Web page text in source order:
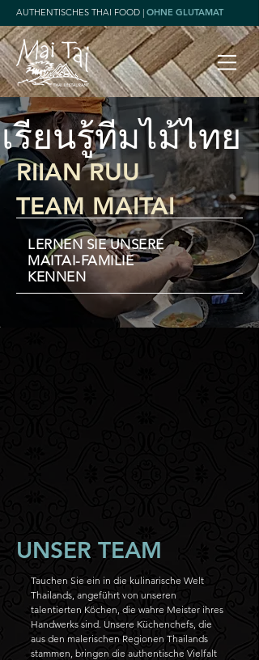
AUTHENTISCHES THAI FOOD | OHNE GLUTAMAT
เรียนรู้ทีมไม้ไทย
RIIAN RUU
TEAM MAITAI
LERNEN SIE UNSERE
MAITAI-FAMILIE
KENNEN
UNSER TEAM
Tauchen Sie ein in die kulinarische Welt
Thailands, angeführt von unseren
talentierten Köchen, die wahre Meister ihres
Handwerks sind. Unsere Küchenchefs, die
aus den malerischen Regionen Thailands
stammen, bringen die authentische Vielfalt